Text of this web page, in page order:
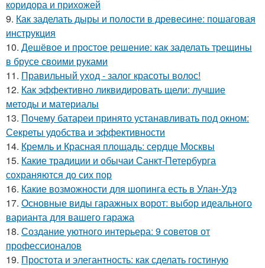
коридора и прихожей
9. Как заделать дыры и полости в древесине: пошаговая
инструкция
10. Дешёвое и простое решение: как заделать трещины
в брусе своими руками
11. Правильный уход - залог красоты волос!
12. Как эффективно ликвидировать щели: лучшие
методы и материалы
13. Почему батареи принято устанавливать под окном:
Секреты удобства и эффективности
14. Кремль и Красная площадь: сердце Москвы
15. Какие традиции и обычаи Санкт-Петербурга
сохраняются до сих пор
16. Какие возможности для шопинга есть в Улан-Удэ
17. Основные виды гаражных ворот: выбор идеального
варианта для вашего гаража
18. Создание уютного интерьера: 9 советов от
профессионалов
19. Простота и элегантность: как сделать гостиную